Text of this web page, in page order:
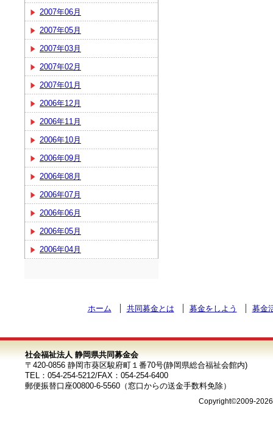
2007年06月
2007年05月
2007年03月
2007年02月
2007年01月
2006年12月
2006年11月
2006年10月
2006年09月
2006年08月
2006年07月
2006年06月
2006年05月
2006年04月
ホーム 共同募金とは 募金をしよう 募金
社会福祉法人 静岡県共同募金会
〒420-0856 静岡市葵区駿府町１番70号(静岡県総合福祉会館内)
TEL：054-254-5212/FAX：054-254-6400
郵便振替口座00800-6-5560（窓口からの送金手数料免除）
Copyright©2009-